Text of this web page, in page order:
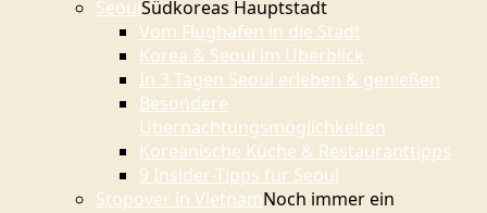
SeoulSüdkoreas Hauptstadt
Vom Flughafen in die Stadt
Korea & Seoul im Überblick
In 3 Tagen Seoul erleben & genießen
Besondere
Übernachtungsmöglichkeiten
Koreanische Küche & Restauranttipps
9 Insider-Tipps für Seoul
Stopover in VietnamNoch immer ein